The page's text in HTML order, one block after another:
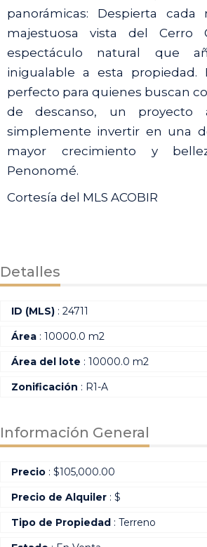
panorámicas: Despierta
majestuosa vista del Cerro
espectáculo natural que
inigualable a esta propiedad.
perfecto para quienes buscan
de descanso, un proyecto
simplemente invertir en una
mayor crecimiento y
Penonomé.
Cortesía del MLS ACOBIR
Detalles
ID (MLS) : 24711
Área : 10000.0 m2
Área del lote : 10000.0 m2
Zonificación : R1-A
Información General
Precio : $105,000.00
Precio de Alquiler : $
Tipo de Propiedad : Terreno